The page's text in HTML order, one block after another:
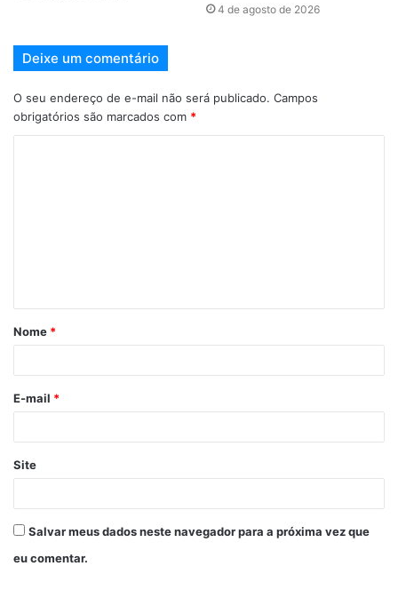
4 de agosto de 2026
Deixe um comentário
O seu endereço de e-mail não será publicado. Campos
obrigatórios são marcados com *
Nome *
E-mail *
Site
Salvar meus dados neste navegador para a próxima vez que
eu comentar.